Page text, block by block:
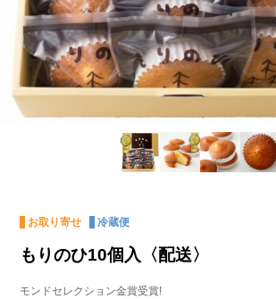
もりのひ10個入〈配送〉
お取り寄せ 冷蔵便
モンドセレクション金賞受賞!